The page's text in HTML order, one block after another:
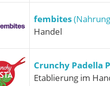
fembites
Handel
Crunchy Padella
Etablierung im